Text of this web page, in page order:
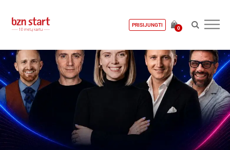
PRISIJUNGTI
0